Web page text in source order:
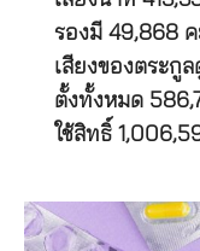
รองมี 49,868 ค
เสียงของตระกู
ตั้งทั้งหมด
ใช้สิทธิ์